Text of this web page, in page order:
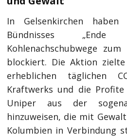
In Gelsenkirchen haben
Bündnisses
Kohlenachschubwege
blockiert. Die Aktion
erheblichen täglichen
Kraftwerks und die
Uniper aus der
hinzuweisen, die mit
Kolumbien in Verbindung